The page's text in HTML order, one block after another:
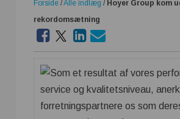
Forside /Alle indlæg / Hoyer Group kom
rekordomsætning